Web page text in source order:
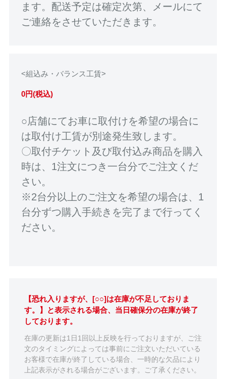
ます。配送予定は確定次第、メールにて
ご連絡をさせていただきます。
<組込み・バランス工賃>
0円(税込)
○店舗にてお車に取付けを希望の場合に
は取付け工賃が別途発生致します。
〇取付チケット及び取付込み商品を購入
時は、1注文につき一台分でご注文くだ
さい。
※2台分以上のご注文を希望の場合は、1
台分ずつ購入手続きを完了まで行ってく
ださい。
【恐れ入りますが、[○○]は在庫が不足しておりま
す。】と表示される場合、当日確保分の在庫が終了
しております。
在庫の更新は1日1回以上反映を行っておりますが、ご注
文のタイミングによっては事前にご注文いただいている
お客様で在庫が終了している場合、一時的な欠品により
上記表示がされる場合がございます。ご了承ください。